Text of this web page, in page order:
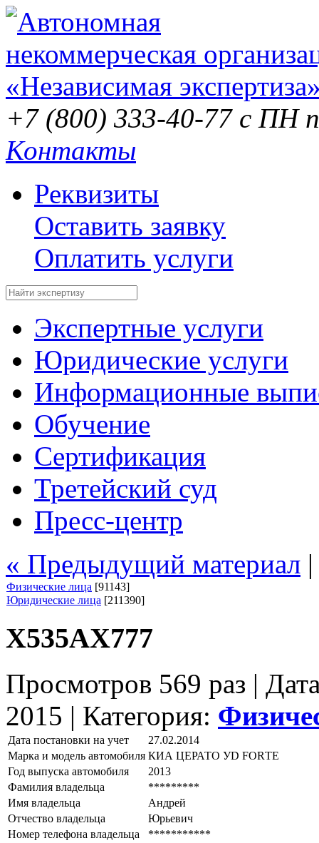
+7 (800) 333-40-77 с ПН
Контакты
Реквизиты
Оставить заявку
Оплатить услуги
Экспертные услуги
Юридические услуги
Информационные
Обучение
Сертификация
Третейский суд
Пресс-центр
« Предыдущий материал
Физические лица [91143]
Юридические лица [211390]
Х535АХ777
Просмотров 569 раз |
2015 | Категория:
Дата постановки на учет
27.02.2014
Марка и модель автомобиля КИА ЦЕРАТО УD FОRТЕ
Год выпуска автомобиля
2013
Фамилия владельца
*********
Имя владельца
Андрей
Отчество владельца
Юрьевич
Номер телефона владельца
***********